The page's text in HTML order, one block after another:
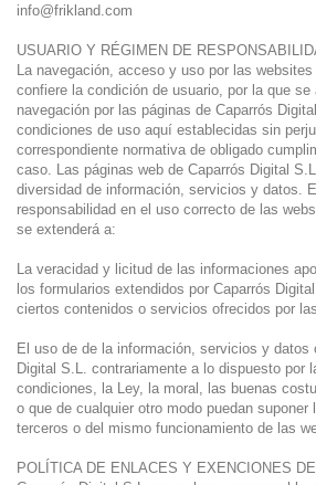
info@frikland.com
USUARIO Y RÉGIMEN DE
La navegación, acceso y uso por las websites
confiere la condición de usuario, por la que se
navegación por las páginas de Caparrós
condiciones de uso aquí establecidas sin
correspondiente normativa de obligado
caso. Las páginas web de Caparrós Digital
diversidad de información, servicios y datos.
responsabilidad en el uso correcto de las
se extenderá a:
La veracidad y licitud de las informaciones
los formularios extendidos por Caparrós
ciertos contenidos o servicios ofrecidos por
El uso de de la información, servicios y datos
Digital S.L. contrariamente a lo dispuesto por
condiciones, la Ley, la moral, las buenas
o que de cualquier otro modo puedan
terceros o del mismo funcionamiento de las
POLÍTICA DE ENLACES Y EXENCIONES